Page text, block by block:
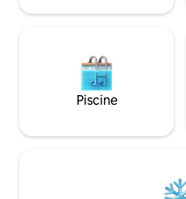
ou deux lits simples.
Piscine